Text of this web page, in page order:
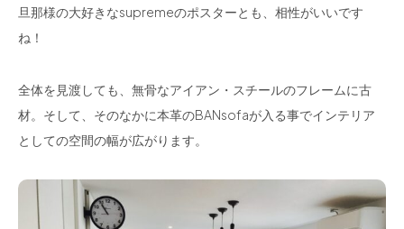
旦那様の大好きなsupremeのポスターとも、相性がいいです
ね！
全体を見渡しても、無骨なアイアン・スチールのフレームに古
材。そして、そのなかに本革のBANsofaが入る事でインテリア
としての空間の幅が広がります。